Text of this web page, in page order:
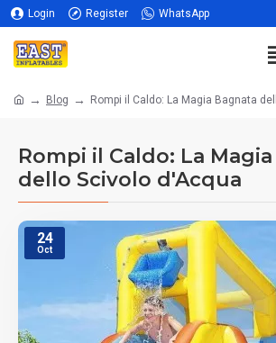
Login Register WhatsApp
Blog Rompi il Caldo: La Magia Bagnata
Rompi il Caldo: La
dello Scivolo d'Acqua
24
Oct